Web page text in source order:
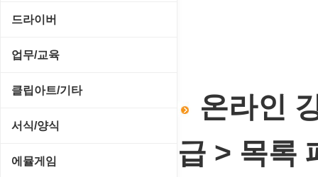
온라인게임
전략/시뮬레이션
사운드 에디터
사운드 재생기
이미지 뷰어
바이러스 백신
압축파일 관리
파일/디스크
하드웨어 관련
실행기/툴바
운영체제 ISO/Image
커서/아이콘 툴
폰트관리/인쇄
사이트 저작도구
원격도구
웹 브라우저
FTP 서버
백오피스/.NET
웹 서버
드라이버
SCSI/IDE/USB
비디오/모니터
업무/교육
MS 오피스 관련
클립아트/기타
동영상 클립
서식/양식
경찰청-감사
에뮬게임
온라인
급 > 목록